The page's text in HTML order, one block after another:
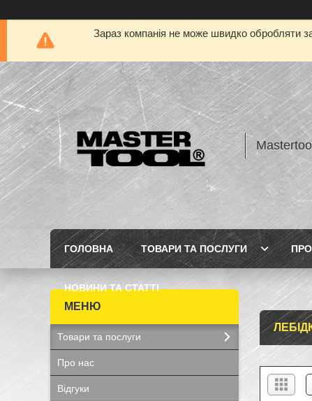
Зараз компанія не може швидко обробляти
ГОЛОВНА ТОВАРИ ТА ПОСЛУГИ
НОВИНИ ТА СТАТТІ
Товари та послуги
Про нас
Відгуки